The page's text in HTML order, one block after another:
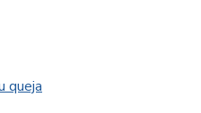
queja